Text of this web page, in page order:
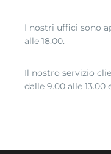
I nostri uffici sono
alle 18.00.
Il nostro servizio
dalle 9.00 alle 13.00